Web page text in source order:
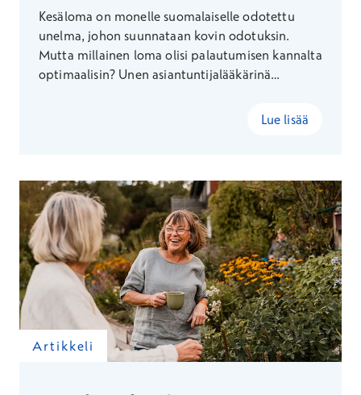
Kesäloma on monelle suomalaiselle odotettu
unelma, johon suunnataan kovin odotuksin.
Mutta millainen loma olisi palautumisen kannalta
optimaalisin? Unen asiantuntijalääkärinä
Lue lisää
Artikkeli